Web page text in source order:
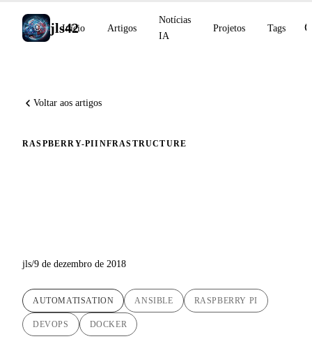
jls42
Início Artigos
Notícias
IA
Projetos Tags
Voltar aos artigos
RASPBERRY-PIINFRASTRUCTURE
jls/9 de dezembro de 2018
AUTOMATISATION ANSIBLE RASPBERRY PI
DEVOPS DOCKER